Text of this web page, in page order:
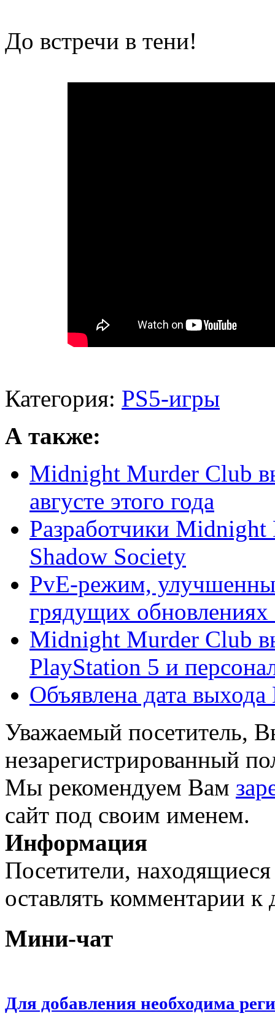
До встречи в тени!
Категория: PS5-игры
А также:
Midnight Murder Club
августе этого года
Разработчики Midnight
Shadow Society
PvE-режим,
грядущих
Midnight Murder Club
PlayStation 5 и
Объявлена дата
Уважаемый посетитель,
незарегистрированный
Мы рекомендуем Вам
сайт под своим именем.
Информация
Посетители,
оставлять комментарии
Мини-чат
Для добавления необходима